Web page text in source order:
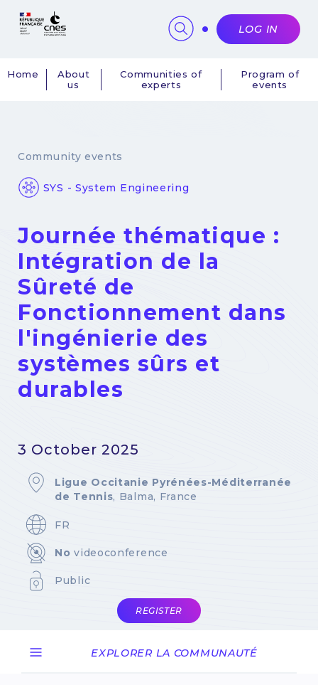
Navigation
Home
About
us
Communities of
experts
Program of
events
LOG IN
Community events
SYS - System Engineering
Journée thématique :
Intégration de la
Sûreté de
Fonctionnement dans
l'ingénierie des
systèmes sûrs et
durables
3 October 2025
Ligue Occitanie Pyrénées-Méditerranée
de Tennis, Balma, France
FR
No videoconference
Public
REGISTER
EXPLORER LA COMMUNAUTÉ